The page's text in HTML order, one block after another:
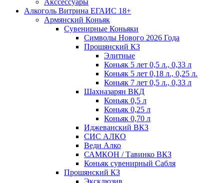
Акссессуары
Алкоголь Витрина ЕГАИС 18+
Армянский Коньяк
Сувенирные Коньяки
Символы Нового 2026 Года
Прошянский КЗ
Элитные
Коньяк 5 лет 0,5 л., 0,33 л
Коньяк 5 лет 0,18 л., 0,25 л.
Коньяк 7 лет 0,5 л., 0,33 л
Шахназарян ВКД
Коньяк 0,5 л
Коньяк 0,25 л
Коньяк 0,70 л
Иджеванский ВКЗ
СИС АЛКО
Веди Алко
САМКОН / Тавинко ВКЗ
Коньяк сувенирный Сабля
Прошянский КЗ
Эксклюзив